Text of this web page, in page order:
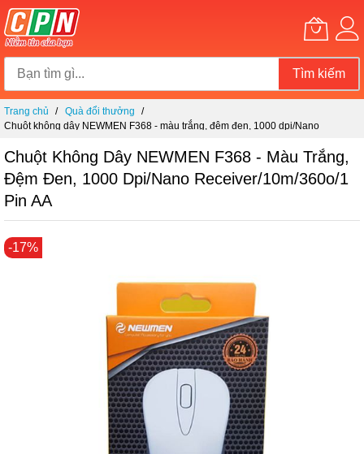
Tìm kiếm
Chuyển
đến
dung
Trang chủ
Quà đổi thưởng
Chuột không dây NEWMEN F368 - màu trắng, đệm đen, 1000 dpi/Nano
Chuột Không Dây NEWMEN F368 - Màu Trắng,
Đệm Đen, 1000 Dpi/Nano Receiver/10m/360o/1
Pin AA
Chuyển
đến
-17%